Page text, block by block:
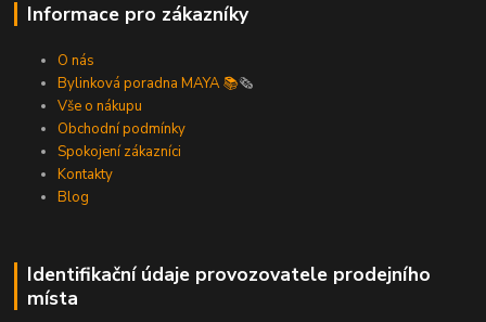
Informace pro zákazníky
O nás
Bylinková poradna MAYA 📚🗞️
Vše o nákupu
Obchodní podmínky
Spokojení zákazníci
Kontakty
Blog
Identifikační údaje provozovatele prodejního
místa